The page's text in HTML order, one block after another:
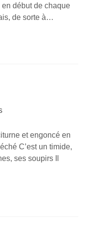
début de chaque
de sorte à…
et engoncé en
C’est un timide,
ses soupirs Il